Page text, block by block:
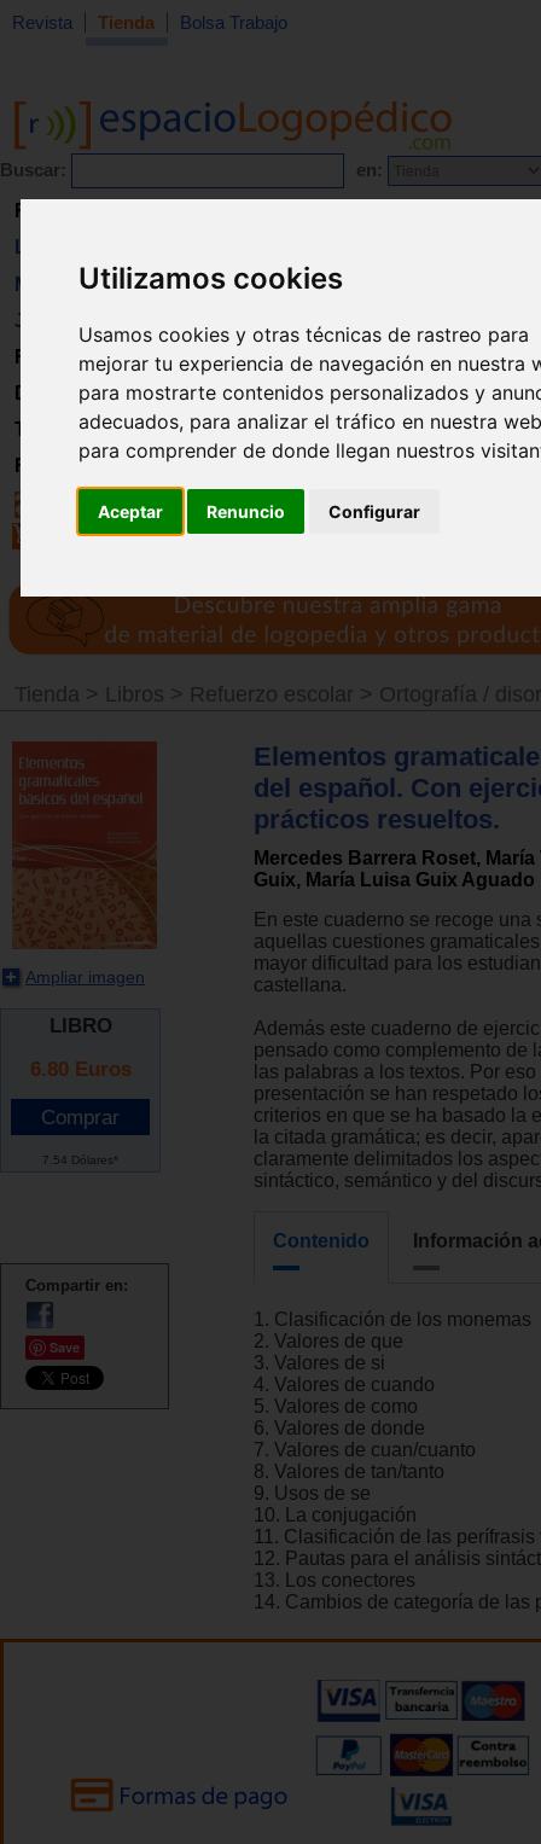
Utilizamos cookies
Usamos cookies y otras técnicas de rastreo para
mejorar tu experiencia de navegación en nuestra
para mostrarte contenidos personalizados y
adecuados, para analizar el tráfico en nuestra
para comprender de donde llegan nuestros
Aceptar Renuncio Configurar
Revista Tienda Bolsa Trabajo
Buscar: en:
Revista
Libros
Material
Juguetes
Formación
Directorio
Trabajo
Registro
Tienda > Libros > Refuerzo escolar > Ortografía /
Ampliar imagen
LIBRO
6.80 Euros
7.54 Dólares*
Compartir en:
Save
Elementos
del español. Con
prácticos resueltos.
Mercedes Barrera Roset, María
Guix, María Luisa Guix Aguado
En este cuaderno se recoge una
aquellas cuestiones
mayor dificultad para los
castellana.
Además este cuaderno de
pensado como complemento de
las palabras a los textos. Por
presentación se han respetado
criterios en que se ha basado la
la citada gramática; es decir,
claramente delimitados los
sintáctico, semántico y del
Contenido Información
1. Clasificación de los monemas
2. Valores de que
3. Valores de si
4. Valores de cuando
5. Valores de como
6. Valores de donde
7. Valores de cuan/cuanto
8. Valores de tan/tanto
9. Usos de se
10. La conjugación
11. Clasificación de las perífrasis
12. Pautas para el análisis
13. Los conectores
14. Cambios de categoría de las